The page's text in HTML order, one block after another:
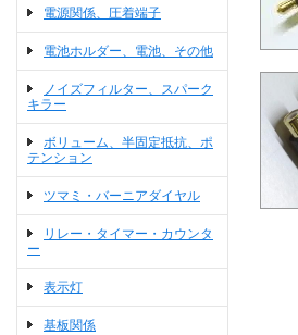
電源関係、圧着端子
電池ホルダー、電池、その他
ノイズフィルター、スパーク
キラー
ボリューム、半固定抵抗、ポ
テンション
ツマミ・バーニアダイヤル
リレー・タイマー・カウンタ
ー
表示灯
基板関係